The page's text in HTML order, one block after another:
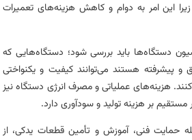
این امر به دوام و کاهش هزینه‌های تعمیرات
دستگاه‌ها باید بررسی شود؛ دستگاه‌هایی که
و پیشرفته هستند می‌توانند کیفیت و یکنواختی
هزینه‌های عملیاتی و مصرف انرژی دستگاه نیز
بر هزینه تولید و سودآوری دارد.
حمایت فنی، آموزش و تأمین قطعات یدکی، از